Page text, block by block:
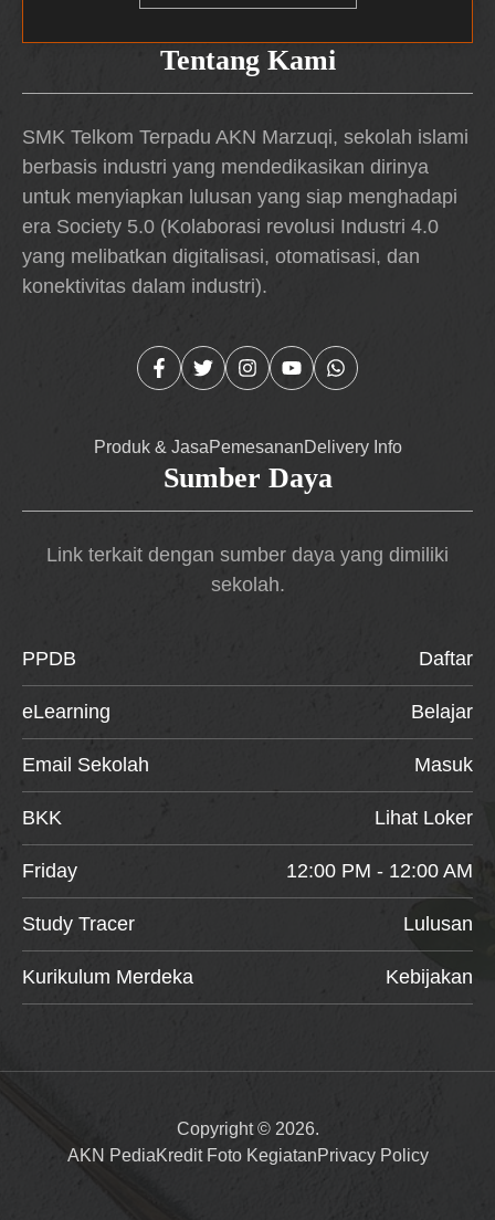
Tentang Kami
SMK Telkom Terpadu AKN Marzuqi, sekolah islami
berbasis industri yang mendedikasikan dirinya
untuk menyiapkan lulusan yang siap menghadapi
era Society 5.0 (Kolaborasi revolusi Industri 4.0
yang melibatkan digitalisasi, otomatisasi, dan
konektivitas dalam industri).
Produk & JasaPemesananDelivery Info
Sumber Daya
Link terkait dengan sumber daya yang dimiliki
sekolah.
PPDB Daftar
eLearning Belajar
Email Sekolah Masuk
BKK Lihat Loker
Friday 12:00 PM - 12:00 AM
Study Tracer Lulusan
Kurikulum Merdeka Kebijakan
Copyright © 2026.
AKN PediaKredit Foto KegiatanPrivacy Policy